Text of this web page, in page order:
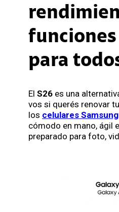
para
El S26 es una
vos si querés renovar
los celulares Samsung
cómodo en mano, ágil
preparado para foto,